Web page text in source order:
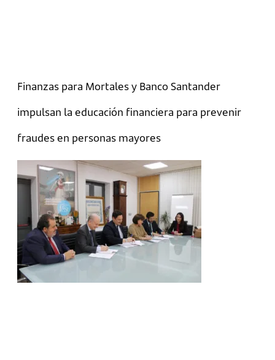
Finanzas para Mortales y Banco Santander
impulsan la educación financiera para prevenir
fraudes en personas mayores